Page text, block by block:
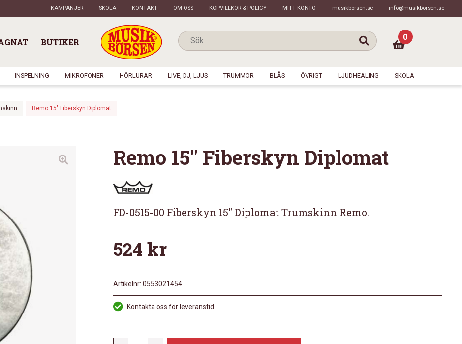
KAMPANJER SKOLA KONTAKT OM OSS KÖPVILLKOR & POLICY MITT KONTO musikborsen.se info@musikborsen.se
BUTIKER 0
INSPELNING MIKROFONER HÖRLURAR LIVE, DJ, LJUS TRUMMOR BLÅS ÖVRIGT LJUDHEALING SKOLA
Remo 15″ Fiberskyn Diplomat
Remo 15″ Fiberskyn Diplomat
FD-0515-00 Fiberskyn 15″ Diplomat Trumskinn Remo.
524 kr
Artikelnr: 0553021454
Kontakta oss för leveranstid